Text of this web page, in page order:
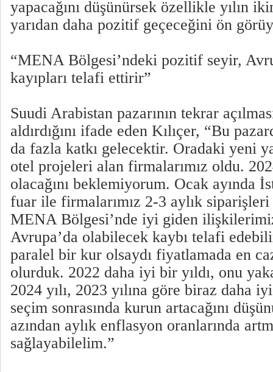
yapacağını düşünürsek özellikle yılın
yarıdan daha pozitif geçeceğini ön
“MENA Bölgesi’ndeki pozitif seyir,
kayıpları telafi ettirir”
Suudi Arabistan pazarının tekrar
aldırdığını ifade eden Kılıçer, “Bu
da fazla katkı gelecektir. Oradaki yeni
otel projeleri alan firmalarımız oldu.
olacağını beklemiyorum. Ocak ayında
fuar ile firmalarımız 2-3 aylık siparişleri
MENA Bölgesi’nde iyi giden
Avrupa’da olabilecek kaybı telafi
paralel bir kur olsaydı fiyatlamada en
olurduk. 2022 daha iyi bir yıldı, onu
2024 yılı, 2023 yılına göre biraz daha
seçim sonrasında kurun artacağını
azından aylık enflasyon oranlarında
sağlayabilelim.”